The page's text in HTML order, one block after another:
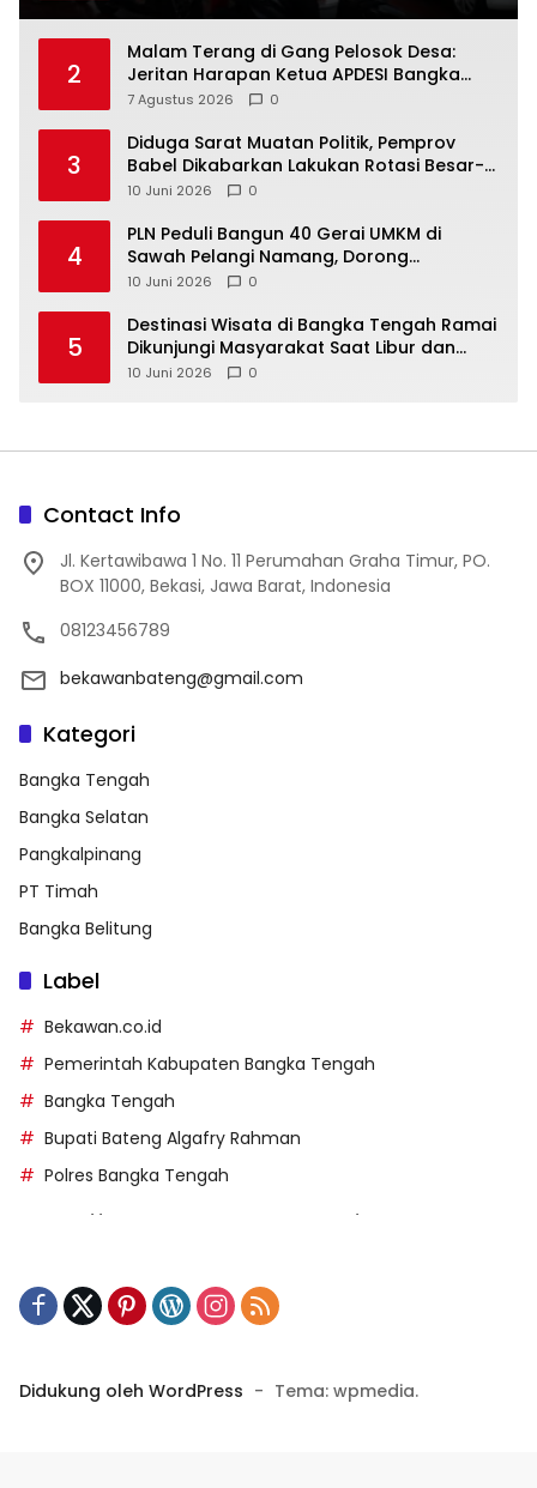
2
Malam Terang di Gang Pelosok Desa:
Jeritan Harapan Ketua APDESI Bangka
Tengah untuk PLN Babel
7 Agustus 2026 0
3
‎Diduga Sarat Muatan Politik, Pemprov
Babel Dikabarkan Lakukan Rotasi Besar-
10 Juni 2026 0
4
‎PLN Peduli Bangun 40 Gerai UMKM di
Sawah Pelangi Namang, Dorong
10 Juni 2026 0
5
‎Destinasi Wisata di Bangka Tengah Ramai
Dikunjungi Masyarakat Saat Libur dan
Akhir Pekan
10 Juni 2026 0
Contact Info
Jl. Kertawibawa 1 No. 11 Perumahan Graha Timur, PO.
BOX 11000, Bekasi, Jawa Barat, Indonesia
08123456789
bekawanbateng@gmail.com
Kategori
Bangka Tengah
Bangka Selatan
Pangkalpinang
PT Timah
Bangka Belitung
Label
Bekawan.co.id
Pemerintah Kabupaten Bangka Tengah
Bangka Tengah
Bupati Bateng Algafry Rahman
Polres Bangka Tengah
https://kecsitim.sitarokab.go.id/
https://ukpbj.natunakab.go.id/
Didukung oleh WordPress - Tema: wpmedia.